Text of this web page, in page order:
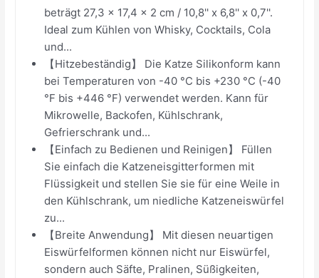
beträgt 27,3 x 17,4 x 2 cm / 10,8'' x 6,8'' x 0,7''.
Ideal zum Kühlen von Whisky, Cocktails, Cola
und...
【Hitzebeständig】 Die Katze Silikonform kann
bei Temperaturen von -40 °C bis +230 °C (-40
°F bis +446 °F) verwendet werden. Kann für
Mikrowelle, Backofen, Kühlschrank,
Gefrierschrank und...
【Einfach zu Bedienen und Reinigen】 Füllen
Sie einfach die Katzeneisgitterformen mit
Flüssigkeit und stellen Sie sie für eine Weile in
den Kühlschrank, um niedliche Katzeneiswürfel
zu...
【Breite Anwendung】 Mit diesen neuartigen
Eiswürfelformen können nicht nur Eiswürfel,
sondern auch Säfte, Pralinen, Süßigkeiten,